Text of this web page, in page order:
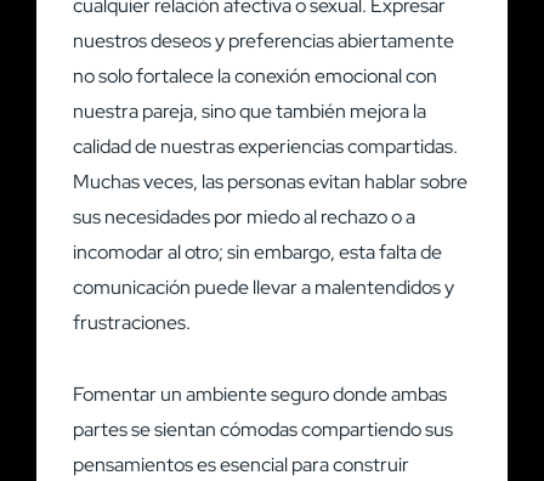
cualquier relación afectiva o sexual. Expresar
nuestros deseos y preferencias abiertamente
no solo fortalece la conexión emocional con
nuestra pareja, sino que también mejora la
calidad de nuestras experiencias compartidas.
Muchas veces, las personas evitan hablar sobre
sus necesidades por miedo al rechazo o a
incomodar al otro; sin embargo, esta falta de
comunicación puede llevar a malentendidos y
frustraciones.
Fomentar un ambiente seguro donde ambas
partes se sientan cómodas compartiendo sus
pensamientos es esencial para construir